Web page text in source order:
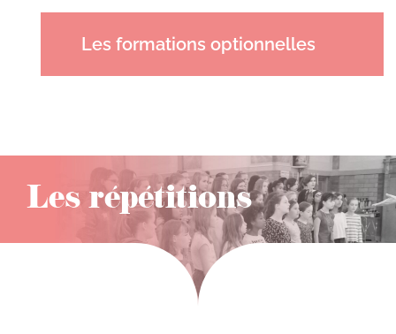
Les formations optionnelles
Les répétitions